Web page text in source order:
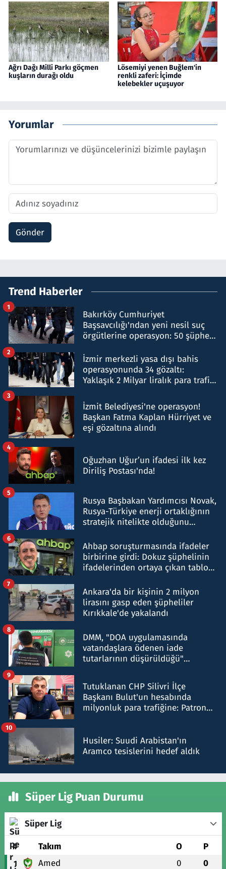
Ağrı Dağı Milli Parkı göçmen
kuşların durağı oldu
Lösemiyi yenen Buğlem'in
renkli zaferi: İçimde
kelebekler uçuşuyor
Yorumlar
Gönder
Trend Haberler
Bakırköy Cumhuriyet
Başsavcılığı'ndan yeni nesil suç
örgütlerine operasyon: 50 şüpheli
1
İzmir merkezli yasa dışı bahis
operasyonunda 34 gözaltı:
Yaklaşık 2 Milyar liralık para trafiği
2
İzmit Belediyesi'ne operasyon!
Başkan Fatma Kaplan Hürriyet ve
eşi gözaltına alındı
3
Oğuzhan Uğur’un ifadesi ilk kez
Diriliş Postası'nda!
4
Rusya Başbakan Yardımcısı Novak,
Rusya-Türkiye enerji ortaklığının
stratejik nitelikte olduğunu
5
Ahbap soruşturmasında ifadeler
birbirine girdi: Dokuz şüphelinin
ifadelerinden ortaya çıkan tablo
6
Ankara'da bir kişinin 2 milyon
lirasını gasp eden şüpheliler
Kırıkkale'de yakalandı
7
DMM, "DOA uygulamasında
vatandaşlara ödenen iade
tutarlarının düşürüldüğü"
8
Tutuklanan CHP Silivri İlçe
Başkanı Bulut'un hesabında
milyonluk para trafiğine: Patron
9
Husiler: Suudi Arabistan'ın
Aramco tesislerini hedef aldık
10
Süper Lig Puan Durumu
Süper Lig
# Takım O P
1 Amed 0 0